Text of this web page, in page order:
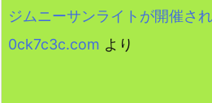
ジムニーサンライトが開催さ
0ck7c3c.com より